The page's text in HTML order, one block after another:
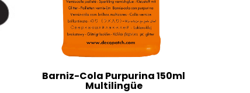
Barniz-Cola Purpurina 150ml
Multilingüe